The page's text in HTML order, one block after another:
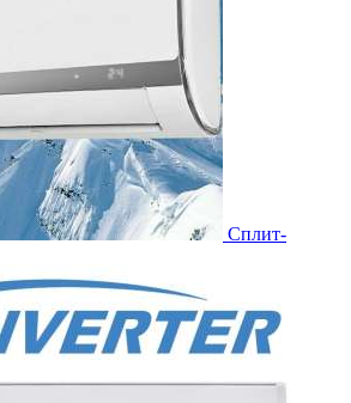
Сплит-